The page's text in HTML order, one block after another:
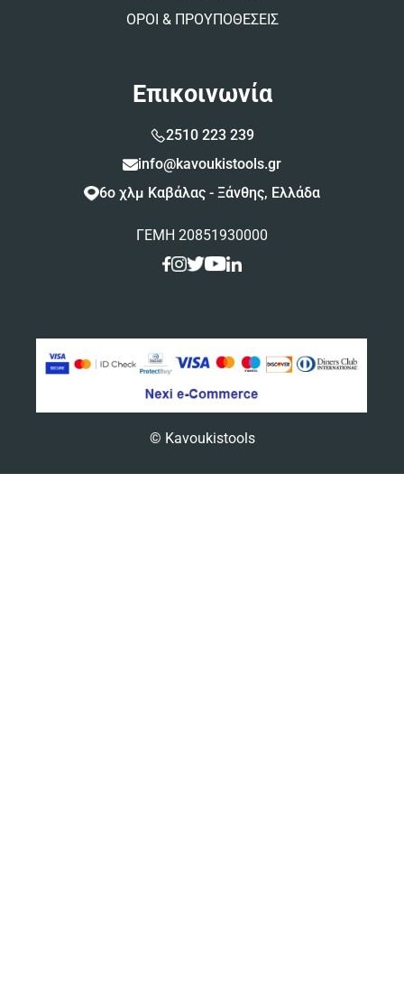
ΟΡΟΙ & ΠΡΟΥΠΟΘΕΣΕΙΣ
Επικοινωνία
2510 223 239
info@kavoukistools.gr
6ο χλμ Καβάλας - Ξάνθης, Ελλάδα
ΓΕΜΗ 20851930000
© Kavoukistools